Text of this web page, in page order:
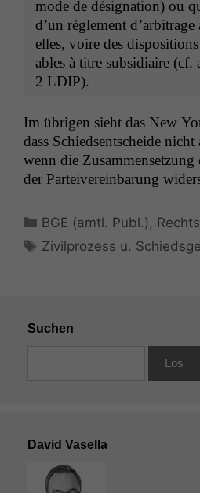
mode de désig­na­tion) ou
d’un règle­ment d’ar­bi­trage
elles, voire des
a­bles à titre sub­sidi­aire (cf.
2 LDIP).
Im übri­gen sieht das New
dass Schied­sentschei­de
wenn die Zusam­menset­zung
der Parteivere­in­barung
Kategorien
BGE (amtl. Publ.) ,
Schlagwörter
Zivilprozess u.
Suchen
David Vasella